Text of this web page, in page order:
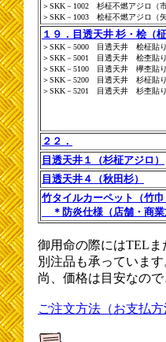
＞SKK－1002 杉柾不燃アジロ（市
＞SKK－1003 桧柾不燃アジロ（矢
１９．目透天井 杉・桧（
＞SKK－5000 目透天井 桧柾貼り
＞SKK－5001 目透天井 桧杢貼り
＞SKK－5100 目透天井 欅杢貼り
＞SKK－5200 目透天井 杉柾貼り
＞SKK－5201 目透天井 杉杢貼り
２２．
目透天井１（杉柾アジロ）
目透天井４（秋田杉）
竹タイルカーペット（竹巾
＊防炎仕様（店舗・商業
御用命の際にはTELま
別注品も承っています
尚、価格は目安なの
ご注文方法（お支払方